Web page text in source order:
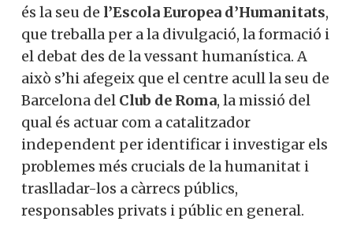
és la seu de l’Escola Europea d’Humanitats,
que treballa per a la divulgació, la formació i
el debat des de la vessant humanística. A
això s’hi afegeix que el centre acull la seu de
Barcelona del Club de Roma, la missió del
qual és actuar com a catalitzador
independent per identificar i investigar els
problemes més crucials de la humanitat i
traslladar-los a càrrecs públics,
responsables privats i públic en general.